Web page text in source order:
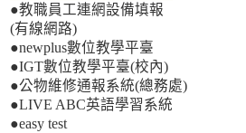
●教職員工連網設備填報
(有線網路)
●newplus數位教學平臺
●IGT數位教學平臺(校內)
●公物維修通報系統(總務處)
●LIVE ABC英語學習系統
●easy test